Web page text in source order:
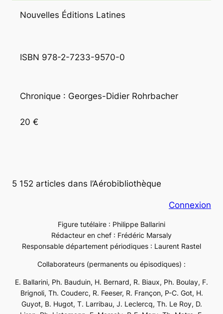
Nouvelles Éditions Latines
ISBN 978-2-7233-9570-0
Chronique : Georges-Didier Rohrbacher
20 €
5 152 articles dans l’Aérobibliothèque
Connexion
Figure tutélaire : Philippe Ballarini
Rédacteur en chef : Frédéric Marsaly
Responsable département périodiques : Laurent Rastel
Collaborateurs (permanents ou épisodiques) :
E. Ballarini, Ph. Bauduin, H. Bernard, R. Biaux, Ph. Boulay, F.
Brignoli, Th. Couderc, R. Feeser, R. Françon, P-C. Got, H.
Guyot, B. Hugot, T. Larribau, J. Leclercq, Th. Le Roy, D.